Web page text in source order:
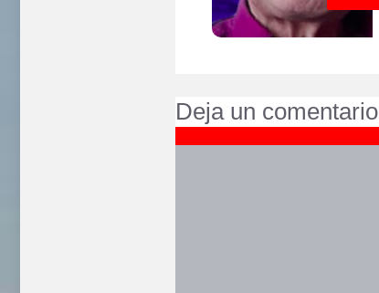
Deja un comentario